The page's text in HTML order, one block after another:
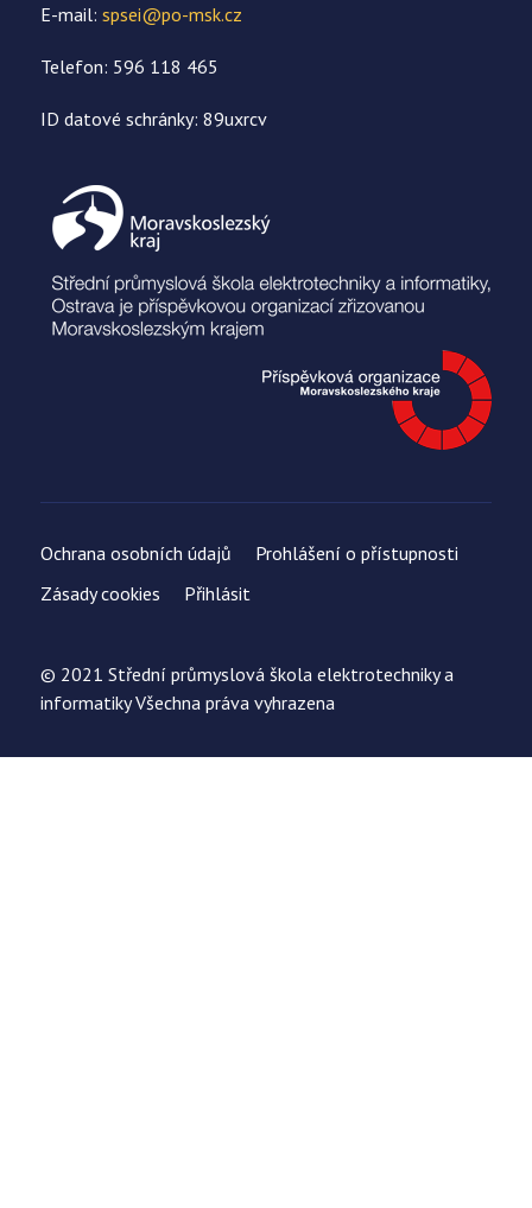
E-mail: spsei@po-msk.cz
Telefon: 596 118 465
ID datové schránky: 89uxrcv
Ochrana osobních údajů
Prohlášení o přístupnosti
Zásady cookies
Přihlásit
© 2021 Střední průmyslová škola elektrotechniky a
informatiky Všechna práva vyhrazena